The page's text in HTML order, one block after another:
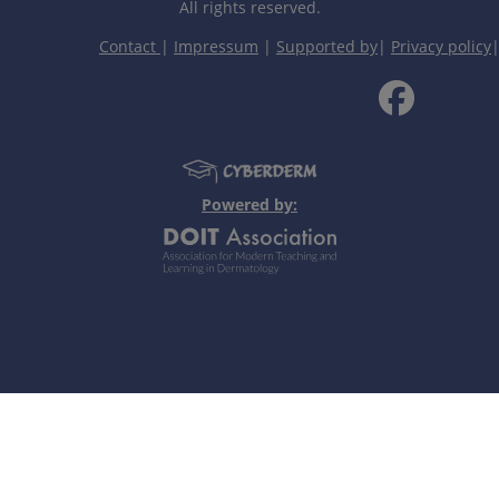
皮疹和痤疮样亚型（出色的模仿者）。
的过敏反应，发生于25％ 未治疗梅毒患者，晚期结节性匐
射消失（Argyll-Robertson瞳孔），脑膜血管病变合并神经功
病变中含有极少量螺旋体。
身麻痹（实质性神经性梅毒）（如累及大脑，可出现渐进性痴
All rights reserved.
Contact | Impressum | Supported by| Privacy policy|
Powered by: